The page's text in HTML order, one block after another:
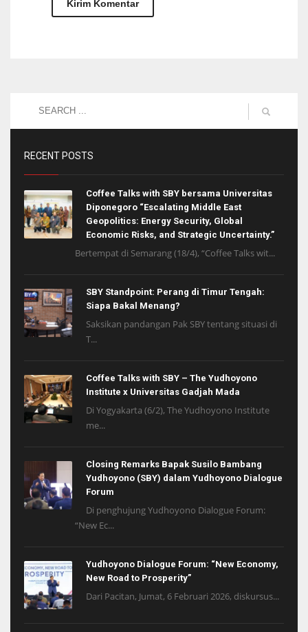
RECENT POSTS
Coffee Talks with SBY bersama Universitas
Diponegoro “Escalating Middle East
Geopolitics: Energy Security, Global
Economic Risks, and Strategic Uncertainty.”
Bertempat di Semarang (18/4), “Coffee Talks wit...
SBY Standpoint: Perang di Timur Tengah:
Siapa Bakal Menang?
Saksikan pandangan Pak SBY tentang situasi di
T...
Coffee Talks with SBY – The Yudhoyono
Institute x Universitas Gadjah Mada
Di Yogyakarta (6/2), The Yudhoyono Institute
me...
Closing Remarks Bapak Susilo Bambang
Yudhoyono (SBY) dalam Yudhoyono Dialogue
Forum
Di penghujung Yudhoyono Dialogue Forum:
“New Ec...
Yudhoyono Dialogue Forum: “New Economy,
New Road to Prosperity”
Dari Pacitan, Jumat, 6 Februari 2026, diskursus...